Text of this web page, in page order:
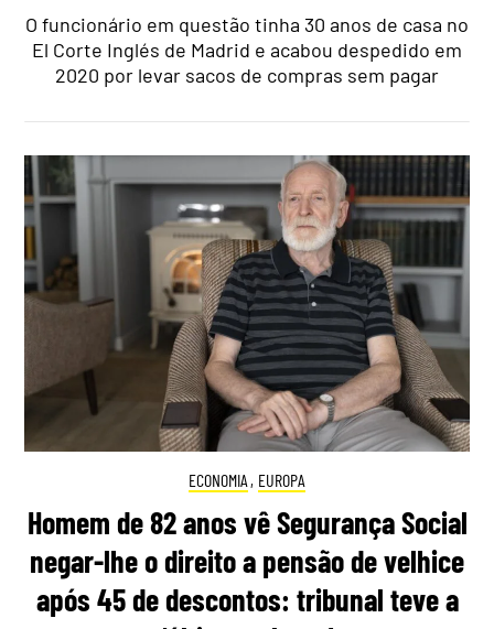
O funcionário em questão tinha 30 anos de casa no
El Corte Inglés de Madrid e acabou despedido em
2020 por levar sacos de compras sem pagar
ECONOMIA , EUROPA
Homem de 82 anos vê Segurança Social
negar-lhe o direito a pensão de velhice
após 45 de descontos: tribunal teve a